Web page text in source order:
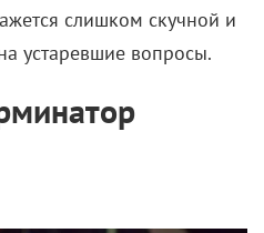
слишком скучной и
устаревшие вопросы.